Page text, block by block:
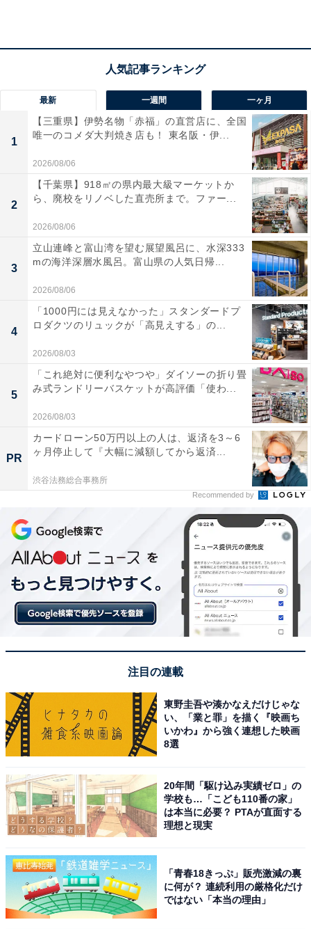
「沼津・湯河原温泉 万葉の湯」の口コミは？
「沼津・湯河原温泉 万葉の湯」には以下のような口コミ
が寄せられています。
自動ロウリュシステムが搭載されたサウナが非常に
強力で、心地よくしっかりと汗を流してリフレッシ
毎日運ばれてくる上質な天然温泉の泉質が良く、開
放的なお風呂で日々の疲れを忘れてゆったりと安ら
げます。
24時間営業でいつでも利用できる利便性の高さや、
館内着・アメニティ類の充実度、施設の清潔感が良
アクセス・料金情報は？ 泊まれる？
アクセス
所在地：静岡県沼津市岡宮1208-1
アクセス：JR東海道本線「沼津駅」北口より無料シャト
最新 一週間 一ヶ月
1
【三重県】伊勢名物「赤福」の直営店に、全国
唯一のコメダ大判焼き店も！ 東名阪・伊...
2026/08/06
2
【千葉県】918㎡の県内最大級マーケットか
ら、廃校をリノベした直売所まで。ファー...
2026/08/06
3
立山連峰と富山湾を望む展望風呂に、水深333
mの海洋深層水風呂。富山県の人気日帰...
2026/08/06
4
「1000円には見えなかった」スタンダードプ
ロダクツのリュックが「高見えする」の...
2026/08/03
5
「これ絶対に便利なやつや」ダイソーの折り畳
み式ランドリーバスケットが高評価「使わ...
2026/08/03
PR
カードローン50万円以上の人は、返済を3～6
ヶ月停止して『大幅に減額してから返済...
渋谷法務総合事務所
Recommended by
注目の連載
東野圭吾や湊かなえだけじゃな
い、「業と罪」を描く『映画ち
いかわ』から強く連想した映画
8選
20年間「駆け込み実績ゼロ」の
学校も…「こども110番の家」
は本当に必要？ PTAが直面する
理想と現実
「青春18きっぷ」販売激減の裏
に何が？ 連続利用の厳格化だけ
ではない「本当の理由」